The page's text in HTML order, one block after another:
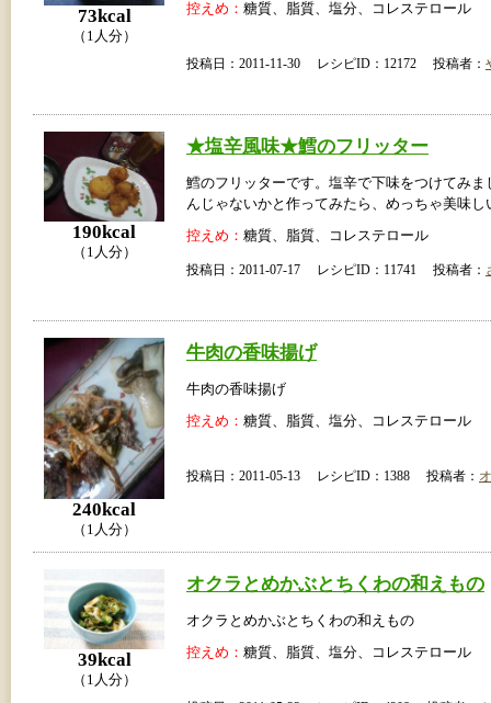
73kcal
（1人分）
控えめ： 糖質、脂質、塩分、コレステロール
投稿日：2011-11-30 レシピID：12172 投稿者：
190kcal
（1人分）
★塩辛風味★鱈のフリッター
鱈のフリッターです。塩辛で下味をつけてみま
んじゃないかと作ってみたら、めっちゃ美味し
控えめ： 糖質、脂質、コレステロール
投稿日：2011-07-17 レシピID：11741 投稿者：
240kcal
（1人分）
牛肉の香味揚げ
牛肉の香味揚げ
控えめ： 糖質、脂質、塩分、コレステロール
投稿日：2011-05-13 レシピID：1388 投稿者：
39kcal
（1人分）
オクラとめかぶとちくわの和えもの
オクラとめかぶとちくわの和えもの
控えめ： 糖質、脂質、塩分、コレステロール